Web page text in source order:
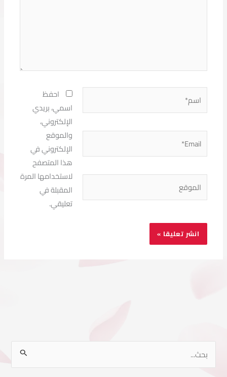
الموقع
احفظ
اسمي، بريدي
الإلكتروني،
والموقع
الإلكتروني في
هذا المتصفح
لاستخدامها المرة
المقبلة في
تعليقي.